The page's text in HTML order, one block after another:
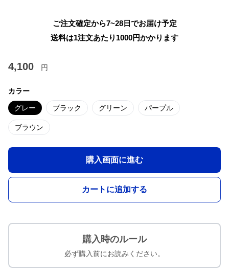
ご注文確定から7~28日でお届け予定
送料は1注文あたり 1000円かかります
4,100 円
カラー
グレー ブラック グリーン パープル
ブラウン
購入画面に進む
カートに追加する
購入時のルール
必ず購入前にお読みください。